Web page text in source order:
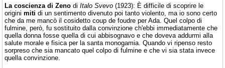
La coscienza di Zeno di Italo Svevo (1923): È difficile di scoprire le
origini miti di un sentimento divenuto poi tanto violento, ma io sono certo
che da me mancò il cosidetto coup de foudre per Ada. Quel colpo di
fulmine, però, fu sostituito dalla convinzione ch'ebbi immediatamente che
quella donna fosse quella di cui abbisognavo e che doveva addurmi alla
salute morale e fisica per la santa monogamia. Quando vi ripenso resto
sorpreso che sia mancato quel colpo di fulmine e che vi sia stata invece
quella convinzione.